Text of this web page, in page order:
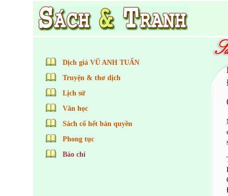
Dịch giả VŨ ANH TUẤN
Truyện & thơ dịch
Lịch sử
Văn học
Sách cổ hết bản quyền
Phong tục
Báo chí